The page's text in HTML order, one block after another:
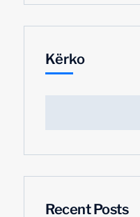
Kërko
Recent Posts